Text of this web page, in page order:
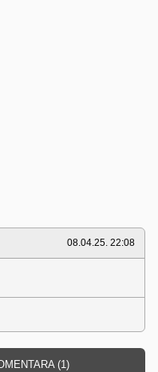
08.04.25. 22:08
(1)